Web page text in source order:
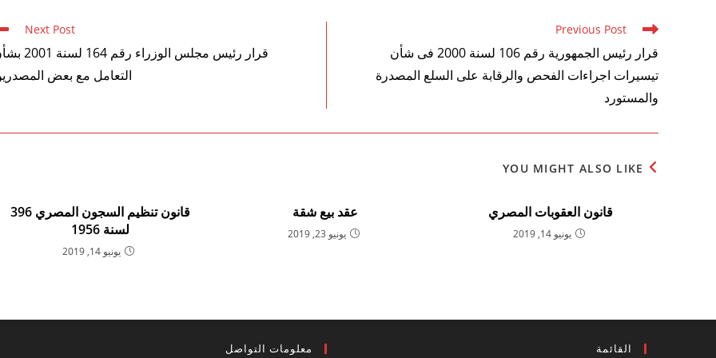
Read
more
articles
Previous Post
قرار رئيس الجمهورية رقم 106 لسنة 2000 فى شأن
تيسيرات اجراءات الفحص والرقابة على السلع المصدرة
والمستورد
Next Post
قرار رئيس مجلس الوزراء رقم
التعامل مع بعض
YOU MIGHT ALSO LIKE
قانون تنظيم السجون المصري 396
لسنة 1956
يونيو 14, 2019
عقد بيع شقة
يونيو 23, 2019
قانون العقوبات المصري
يونيو 14, 2019
القائمة معلومات التواصل